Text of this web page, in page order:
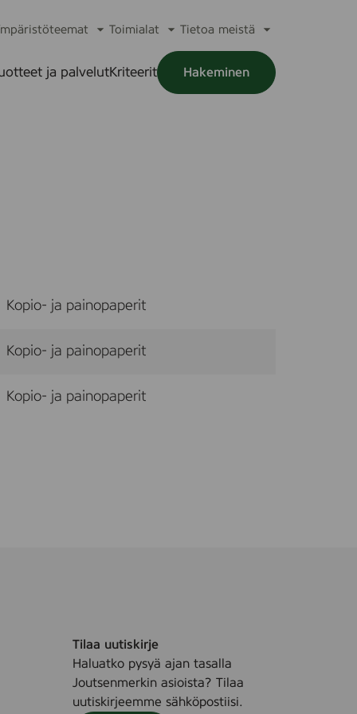
Toimialat
alavalikko
Tietoa meistä
alavalikko
ja palvelutKriteerit Hakeminen
Kopio- ja painopaperit
Kopio- ja painopaperit
Kopio- ja painopaperit
Tilaa uutiskirje
Haluatko pysyä ajan tasalla
Joutsenmerkin asioista? Tilaa
uutiskirjeemme sähköpostiisi.